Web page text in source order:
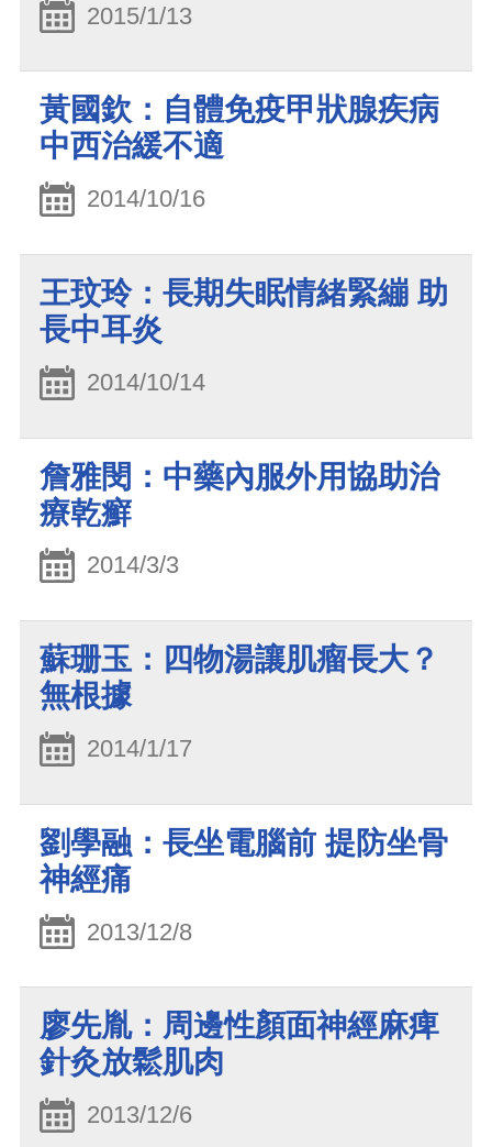
2015/1/13
黃國欽：自體免疫甲狀腺疾病
中西治緩不適
2014/10/16
王玟玲：長期失眠情緒緊繃 助
長中耳炎
2014/10/14
詹雅閔：中藥內服外用協助治
療乾癬
2014/3/3
蘇珊玉：四物湯讓肌瘤長大？
無根據
2014/1/17
劉學融：長坐電腦前 提防坐骨
神經痛
2013/12/8
廖先胤：周邊性顏面神經麻痺
針灸放鬆肌肉
2013/12/6